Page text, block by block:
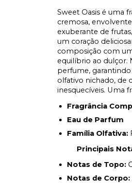
Sweet Oasis é uma
cremosa,
exuberante de
um coração
composição com
equilíbrio ao dulçor.
perfume,
olfativo nichado, de
inesquecíveis. Uma
Fragrância
Eau de Parfum
Família Olfativa:
Principais
Notas de Topo:
Notas de Corpo: